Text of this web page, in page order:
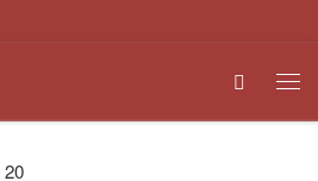
Search
20